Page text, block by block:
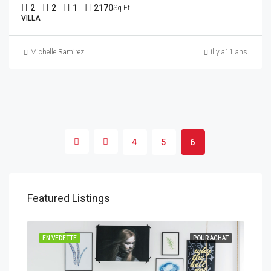
2 2 1 2170Sq Ft
VILLA
Michelle Ramirez il y a11 ans
4 5 6
Featured Listings
POUR ACHAT
EN VEDETTE